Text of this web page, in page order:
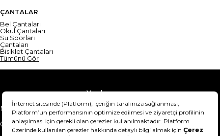
ÇANTALAR
Bel Çantaları
Okul Çantaları
Su Sporları
Çantaları
Bisiklet Çantaları
Tümünü Gör
Yardım
Mesafeli Satış Sözleşmesi
Teslimat Bilgisi
Gizlilik Sözleşmesi
Şartlar & Koşullar